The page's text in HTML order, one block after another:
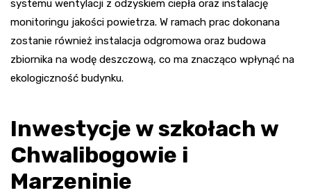
systemu wentylacji z odzyskiem ciepła oraz instalację
monitoringu jakości powietrza. W ramach prac dokonana
zostanie również instalacja odgromowa oraz budowa
zbiornika na wodę deszczową, co ma znacząco wpłynąć na
ekologiczność budynku.
Inwestycje w szkołach w
Chwalibogowie i
Marzeninie